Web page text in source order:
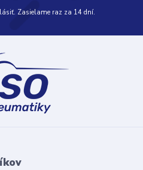
Zasielame raz za 14 dní.